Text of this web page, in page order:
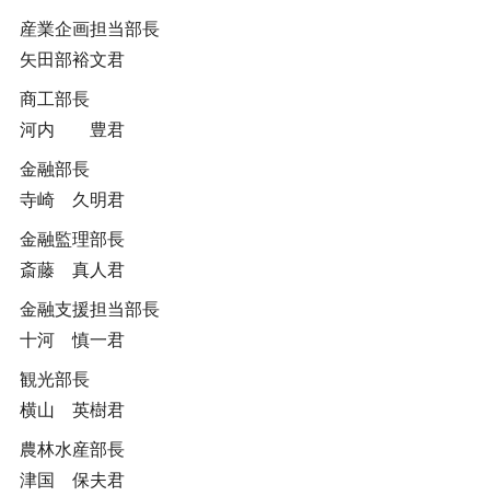
産業企画担当部長
矢田部裕文君
商工部長
河内 豊君
金融部長
寺崎 久明君
金融監理部長
斎藤 真人君
金融支援担当部長
十河 慎一君
観光部長
横山 英樹君
農林水産部長
津国 保夫君